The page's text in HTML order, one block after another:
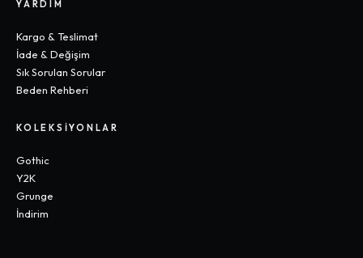
YARDIM
Kargo & Teslimat
İade & Değişim
Sık Sorulan Sorular
Beden Rehberi
KOLEKSIYONLAR
Gothic
Y2K
Grunge
İndirim